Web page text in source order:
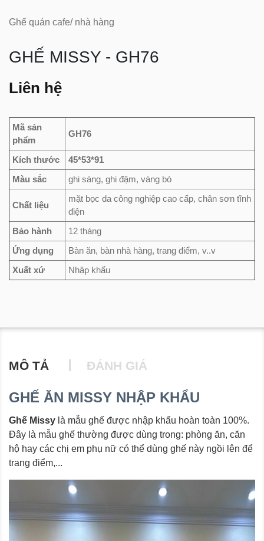
Ghế quán cafe/ nhà hàng
GHẾ MISSY - GH76
Liên hệ
Mã sản
phẩm
GH76
Kích thước
45*53*91
Màu sắc
ghi sáng, ghi đậm, vàng bò
Chất liệu
mặt bọc da công nghiệp cao cấp, chân sơn tĩnh
điện
Bảo hành
12 tháng
Ứng dụng
Bàn ăn, bàn nhà hàng, trang điểm, v..v
Xuất xứ
Nhập khẩu
MÔ TẢ ĐÁNH GIÁ
GHẾ ĂN MISSY NHẬP KHẨU
Ghế Missy là mẫu ghế được nhập khẩu hoàn toàn 100%.
Đây là mẫu ghế thường được dùng trong: phòng ăn, căn
hộ hay các chị em phụ nữ có thể dùng ghế này ngồi lên để
trang điểm,...